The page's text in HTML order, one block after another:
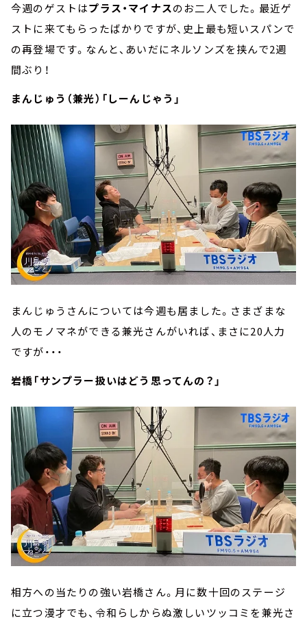
今週のゲストはプラス・マイナスのお二人でした。最近ゲ
ストに来てもらったばかりですが、史上最も短いスパンで
の再登場です。なんと、あいだにネルソンズを挟んで2週
間ぶり！
まんじゅう（兼光）「しーんじゃう」
まんじゅうさんについては今週も居ました。さまざまな
人のモノマネができる兼光さんがいれば、まさに20人力
ですが・・・
岩橋「サンプラー扱いはどう思ってんの？」
相方への当たりの強い岩橋さん。月に数十回のステージ
に立つ漫才でも、令和らしからぬ激しいツッコミを兼光さ